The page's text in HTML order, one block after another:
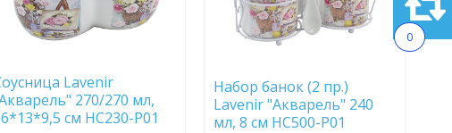
0
Lavenir
270/270 мл,
см HC230-P01
Набор банок (2 пр.)
Lavenir "Акварель" 240
мл, 8 см HC500-P01